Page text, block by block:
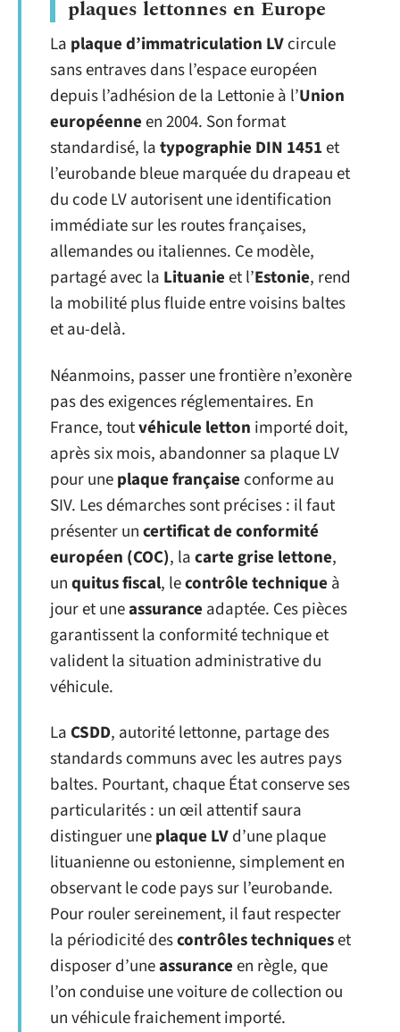
plaques lettonnes en Europe
La plaque d’immatriculation LVcircule
sans entraves dans l’espace européen
depuis l’adhésion de la Lettonie à l’Union
européenneen 2004. Son format
standardisé, latypographie DIN 1451et
l’eurobande bleue marquée du drapeau et
du code LV autorisent une identification
immédiate sur les routes françaises,
allemandes ou italiennes. Ce modèle,
partagé avec la Lituanieet l’Estonie, rend
la mobilité plus fluide entre voisins baltes
et au-delà.
Néanmoins, passer une frontière n’exonère
pas des exigences réglementaires. En
France, toutvéhicule letton importé doit,
après six mois, abandonner sa plaque LV
pour uneplaque française conforme au
SIV. Les démarches sont précises : il faut
présenter uncertificat de conformité
européen (COC), lacarte grise lettone,
unquitus fiscal, lecontrôle technique à
jour et uneassurance adaptée. Ces pièces
garantissent la conformité technique et
valident la situation administrative du
véhicule.
La CSDD, autorité lettonne, partage des
standards communs avec les autres pays
baltes. Pourtant, chaque État conserve ses
particularités : un œil attentif saura
distinguer uneplaque LVd’une plaque
lituanienne ou estonienne, simplement en
observant le code pays sur l’eurobande.
Pour rouler sereinement, il faut respecter
la périodicité descontrôles techniqueset
disposer d’uneassuranceen règle, que
l’on conduise une voiture de collection ou
un véhicule fraichement importé.